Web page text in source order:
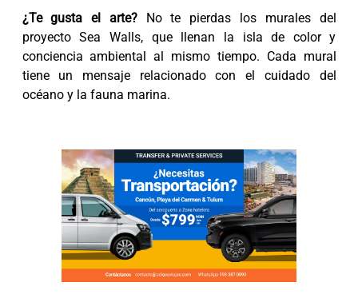
¿Te gusta el arte?No te pierdas los murales del
proyecto Sea Walls, que llenan la isla de color y
conciencia ambiental al mismo tiempo. Cada mural
tiene un mensaje relacionado con el cuidado del
océano y la fauna marina.